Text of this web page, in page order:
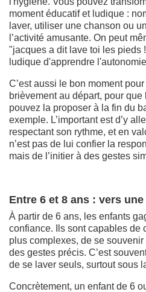
moment éducatif et ludique :
laver, utiliser une chanson ou
l’activité amusante. On peut
"jacques a dit lave toi les pieds
ludique d'apprendre
C’est aussi le bon moment
brièvement au départ, pour que
pouvez la proposer à la fin du
exemple. L’important est d’y
respectant son rythme, et en
n’est pas de lui confier la
mais de l’initier à des gestes
Entre 6 et 8 ans : vers
À partir de 6 ans, les enfants
confiance. Ils sont capables de
plus complexes, de se souvenir
des gestes précis. C’est
de se laver seuls, surtout sous
Concrètement, un enfant de 6